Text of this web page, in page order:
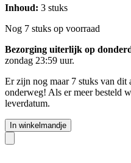
Inhoud: 3 stuks
Nog 7 stuks op voorraad
Bezorging uiterlijk op
zondag 23:59 uur.
Er zijn nog maar 7 stuks van
onderweg! Als er meer besteld
leverdatum.
In winkelmandje